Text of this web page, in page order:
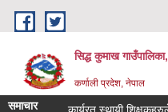
Skip to main content
सिद्ध कुमाख
कर्णाली प्रदेश, नेपाल
समाचार